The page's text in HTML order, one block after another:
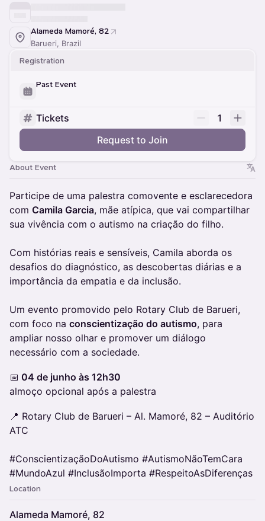
Alameda Mamoré, 82
Barueri, Brazil
Registration
Past Event
Tickets
1
Request to Join
About Event
Participe de uma palestra comovente e esclarecedora
com Camila Garcia, mãe atípica, que vai compartilhar
sua vivência com o autismo na criação do filho.
Com histórias reais e sensíveis, Camila aborda os
desafios do diagnóstico, as descobertas diárias e a
importância da empatia e da inclusão.
Um evento promovido pelo Rotary Club de Barueri,
com foco na conscientização do autismo, para
ampliar nosso olhar e promover um diálogo
necessário com a sociedade.
📅 04 de junho às 12h30
almoço opcional após a palestra
📍 Rotary Club de Barueri – Al. Mamoré, 82 – Auditório
ATC
#ConscientizaçãoDoAutismo #AutismoNãoTemCara
#MundoAzul #InclusãoImporta #RespeitoAsDiferenças
Location
Alameda Mamoré, 82